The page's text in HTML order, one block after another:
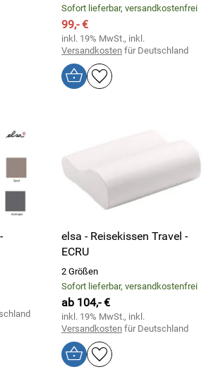
Sofort lieferbar, versandkostenfrei
99,- €
inkl. 19% MwSt., inkl.
Versandkosten für Deutschland
elsa - Reisekissen Travel -
ECRU
2 Größen
Sofort lieferbar, versandkostenfrei
ab 104,- €
inkl. 19% MwSt., inkl.
Versandkosten für Deutschland